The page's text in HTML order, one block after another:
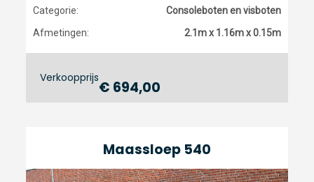
Categorie:
Consoleboten en visboten
Afmetingen:
2.1m x 1.16m x 0.15m
Verkoopprijs
€ 694,00
Maassloep 540